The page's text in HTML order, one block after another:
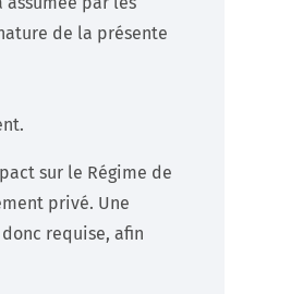
de la présente
sur le Régime de
privé. Une
requise, afin